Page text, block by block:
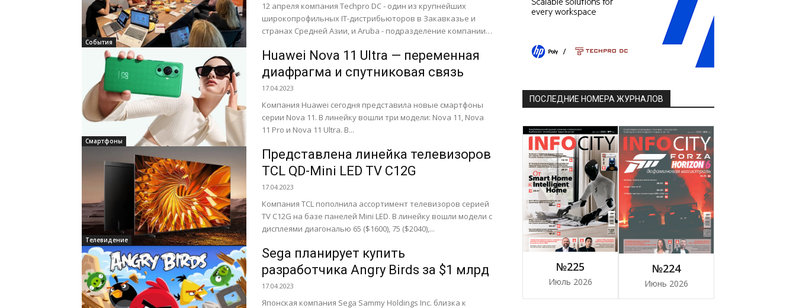
События
12 апреля компания Techpro DC - один из крупнейших
широкопрофильных IТ-дистрибьюторов в Закавказье и
странах Средней Азии, и Aruba - подразделение компании
Смартфоны
Huawei Nova 11 Ultra — переменная
диафрагма и спутниковая связь
17.04.2023
Компания Huawei сегодня представила новые смартфоны
серии Nova 11. В линейку вошли три модели: Nova 11, Nova
11 Pro и Nova 11 Ultra. В...
Телевидение
Представлена линейка телевизоров
TCL QD-Mini LED TV C12G
17.04.2023
Компания TCL пополнила ассортимент телевизоров серией
TV C12G на базе панелей Mini LED. В линейку вошли модели с
дисплеями диагональю 65 ($1600), 75 ($2040),...
Sega планирует купить
разработчика Angry Birds за $1 млрд
17.04.2023
Японская компания Sega Sammy Holdings Inc. близка к
ПОСЛЕДНИЕ НОМЕРА ЖУРНАЛОВ
№225
Июль 2026
№224
Июнь 2026